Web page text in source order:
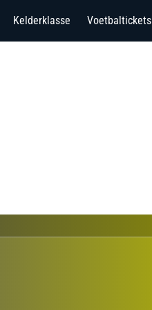
Kelderklasse Voetbaltickets